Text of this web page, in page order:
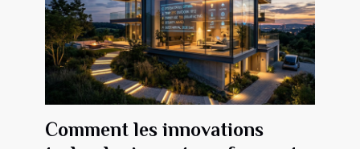
Comment les innovations